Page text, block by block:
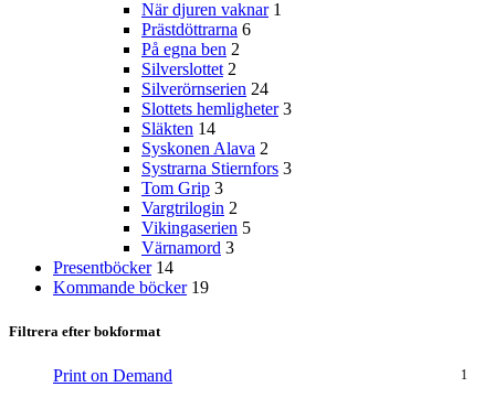
När djuren vaknar 1
Prästdöttrarna 6
På egna ben 2
Silverslottet 2
Silverörnserien 24
Slottets hemligheter 3
Släkten 14
Syskonen Alava 2
Systrarna Stiernfors 3
Tom Grip 3
Vargtrilogin 2
Vikingaserien 5
Värnamord 3
Presentböcker 14
Kommande böcker 19
Filtrera efter bokformat
Print on Demand 1